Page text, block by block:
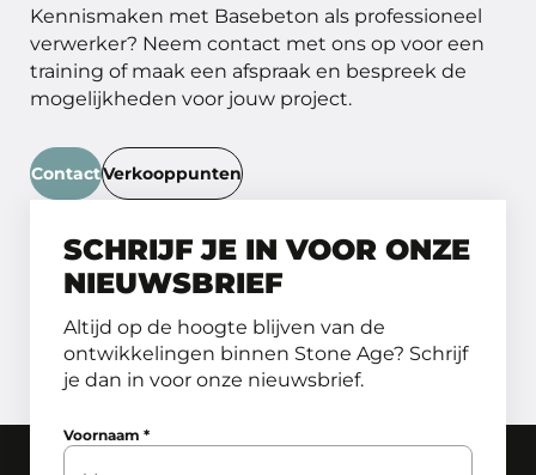
Kennismaken met Basebeton als professioneel
verwerker? Neem contact met ons op voor een
training of maak een afspraak en bespreek de
mogelijkheden voor jouw project.
ContactVerkooppunten
SCHRIJF JE IN VOOR ONZE
NIEUWSBRIEF
Altijd op de hoogte blijven van de
ontwikkelingen binnen Stone Age? Schrijf
je dan in voor onze nieuwsbrief.
Voornaam*